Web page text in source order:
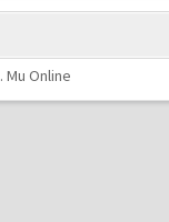
. Mu Online